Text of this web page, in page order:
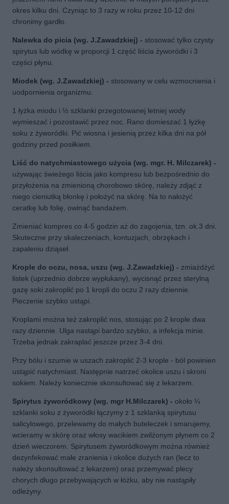
okres kilku dni. Czyniąc to 3 razy w roku przez 10-12 dni
chronimy gardło.
Nalewka do picia (wg. J.Zawadzkiej) - stosować tylko czysty
spirytus lub wódkę w proporcji 1 część liścia żyworódki i 3
części płynu.
Miodek (wg. J.Zawadzkiej) - stosowany w celu wzmocnienia i
uodpornienia organizmu.
1 łyżka miodu i ½ szklanki przegotowanej letniej wody
wymieszać i pozostawić przez noc. Rano domieszać 1 łyżkę
soku z żyworódki. Pić wiosna i jesienią przez kilka dni na pół
godziny przed posiłkiem.
Liść do natychmiastowego użycia (wg. mgr. H. Milczarek) -
używając świeżego liścia jako kompresu lub bezpośrednio do
przyłożenia na zmienioną chorobowo skórę, należy zdjąć z
niego cieniutką błonkę i położyć na skórę. Na to nałożyć
ceratkę lub folię, owinąć bandażem.
Zmieniać kompres co 4-5 godzin aż do zagojenia, tzn. ok.3 dni.
Skuteczne przy skaleczeniach, kontuzjach, obrzękach i
zapaleniu dziąseł.
Krople do oczu, nosa, uszu (wg. J.Zawadzkiej) - zmiażdżyć
listek (uprzednio dobrze wypłukany), wycisnąć przez sterylną
gazę soki zakroplić po 1 kropli do oczu 2 razy dziennie.
Pieczenie szybko ustąpi.
Kroplami można też zakroplić nos, stosując po 2 krople dwa
razy dziennie. Ulga nastąpi bardzo szybko, a infekcja minie.
Trzeba jednak zakraplać jeszcze przez 3-4 dni.
Przy bólu i szumie w uszach zakroplić 2-3 krople - ból powinien
ustąpić natychmiast. Następnie natrzeć okolice uszu i skroni
sokiem. Należy koniecznie skonsultować się z lekarzem.
Spirytus żyworódkowy (wg. mgr H.Milczarek) - około ¼
szklanki soku z żyworódki łączymy z 1 szklanką spirytusu
salicylowego, przelewamy do małych buteleczek i smarujemy,
wcieramy w skórę oraz włosy wacikiem zwilżonym płynem co 2
dzień wieczorem. Spirytusem żyworódkowym można również
dezynfekować małe zranienia i okolice dużych ran (lecz to
należy skonsultować z lekarzem) oraz przemywać plecy
chorych długo przebywających w łóżku, aby nie nastąpiły
odleżyny.